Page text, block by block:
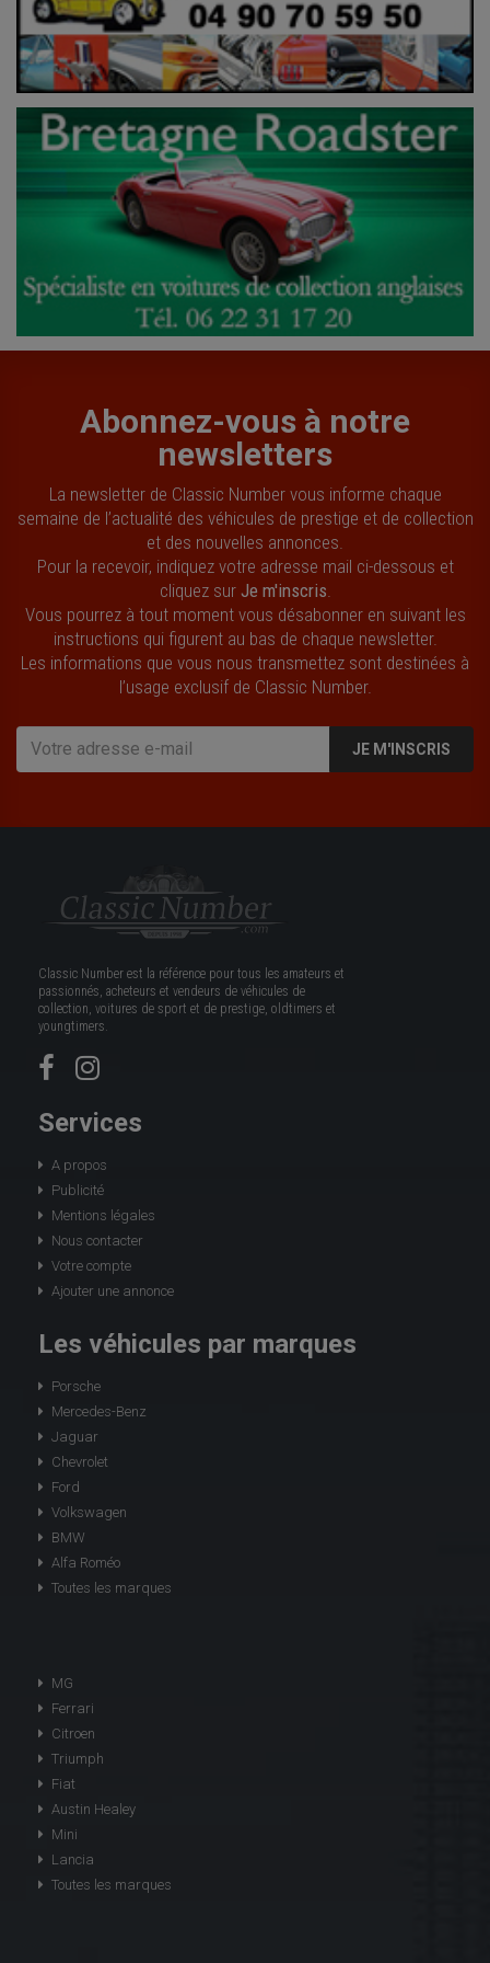
Abonnez-vous à notre
newsletters
La newsletter de Classic Number vous informe chaque
semaine de l’actualité des véhicules de prestige et de collection
et des nouvelles annonces.
Pour la recevoir, indiquez votre adresse mail ci-dessous et
cliquez sur Je m'inscris
Vous pourrez à tout moment vous désabonner en suivant les
instructions qui figurent au bas de chaque newsletter.
Les informations que vous nous transmettez sont destinées à
l’usage exclusif de Classic Number.
JE M'INSCRIS
Classic Number est la référence pour tous les amateurs et
passionnés, acheteurs et vendeurs de véhicules de
collection, voitures de sport et de prestige, oldtimers et
youngtimers.
Services
A propos
Publicité
Mentions légales
Nous contacter
Votre compte
Ajouter une annonce
Les véhicules par marques
Porsche
Mercedes-Benz
Jaguar
Chevrolet
Ford
Volkswagen
BMW
Alfa Roméo
Toutes les marques
MG
Ferrari
Citroen
Triumph
Fiat
Austin Healey
Mini
Lancia
Toutes les marques